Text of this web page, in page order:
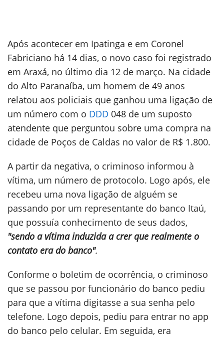
Após acontecer em Ipatinga e em Coronel
Fabriciano há 14 dias, o novo caso foi registrado
em Araxá, no último dia 12 de março. Na cidade
do Alto Paranaíba, um homem de 49 anos
relatou aos policiais que ganhou uma ligação de
um número com o DDD 048 de um suposto
atendente que perguntou sobre uma compra na
cidade de Poços de Caldas no valor de R$ 1.800.
A partir da negativa, o criminoso informou à
vítima, um número de protocolo. Logo após, ele
recebeu uma nova ligação de alguém se
passando por um representante do banco Itaú,
que possuía conhecimento de seus dados,
"sendo a vítima induzida a crer que realmente o
contato era do banco".
Conforme o boletim de ocorrência, o criminoso
que se passou por funcionário do banco pediu
para que a vítima digitasse a sua senha pelo
telefone. Logo depois, pediu para entrar no app
do banco pelo celular. Em seguida, era